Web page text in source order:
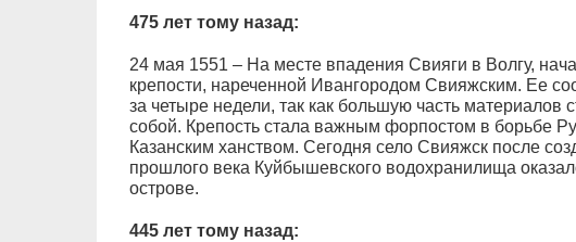
475 лет тому назад:
24 мая 1551 – На месте впадения Свияги в Волгу,
крепости, нареченной Ивангородом Свияжским. Ее
за четыре недели, так как большую часть материалов
собой. Крепость стала важным форпостом в борьбе
Казанским ханством. Сегодня село Свияжск после
прошлого века Куйбышевского водохранилища
острове.
445 лет тому назад: